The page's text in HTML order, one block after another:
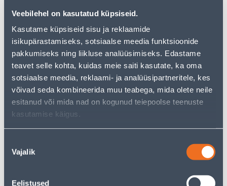
Veebilehel on kasutatud küpsiseid.
Kasutame küpsiseid sisu ja reklaamide
isikupärastamiseks, sotsiaalse meedia funktsioonide
pakkumiseks ning liikluse analüüsimiseks. Edastame
teavet selle kohta, kuidas meie saiti kasutate, ka oma
sotsiaalse meedia, reklaami- ja analüüsipartneritele, kes
võivad seda kombineerida muu teabega, mida olete neile
esitanud või mida nad on kogunud teiepoolse teenuste
kasutamise käigus.
valik
Vajalik
Eelistused
Vaata saadavust
• Lihtlüliti süvistatav raamita valgusega valge.
• 14-päevane tagastusõigus.